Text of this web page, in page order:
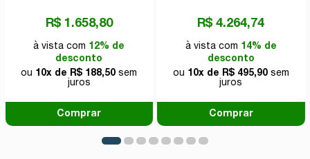
R$ 1.658,80
à vista com 12% de
desconto
ou 10x de R$ 188,50 sem
juros
Comprar
R$ 4.264,74
à vista com 14% de
desconto
ou 10x de R$ 495,90sem
juros
Comprar